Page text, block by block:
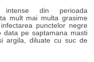
intense din perioada
mult mai multa grasime
punctelor negre
data pe saptamana masti
argila, diluate cu suc de